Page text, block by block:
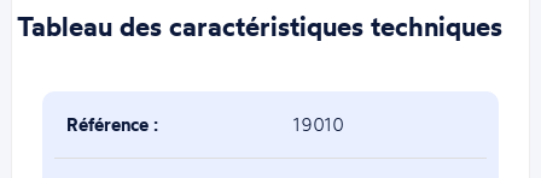
Tableau des caractéristiques techniques
Référence : 19010